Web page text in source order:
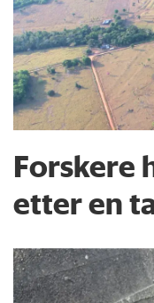
Forskere
etter en